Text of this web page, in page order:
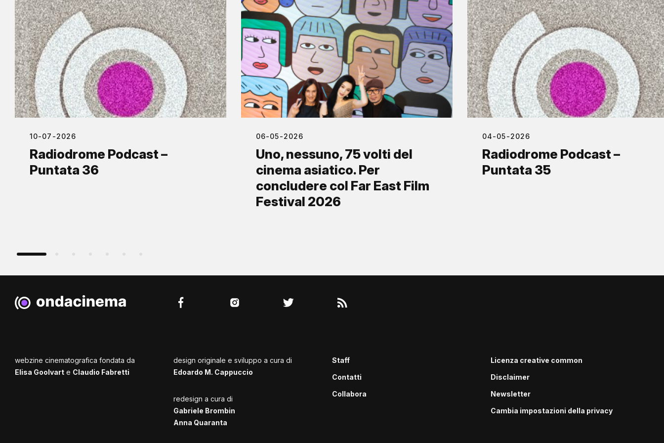
10-07-2026
Radiodrome Podcast –
Puntata 36
06-05-2026
Uno, nessuno, 75 volti del
cinema asiatico. Per
concludere col Far East Film
Festival 2026
04-05-2026
Radiodrome Podcast –
Puntata 35
webzine cinematografica fondata da
Elisa Goolvart e Claudio Fabretti
design originale e sviluppo a cura di
Edoardo M. Cappuccio
redesign a cura di
Gabriele Brombin
Anna Quaranta
Staff
Contatti
Collabora
Licenza creative common
Disclaimer
Newsletter
Cambia impostazioni della privacy